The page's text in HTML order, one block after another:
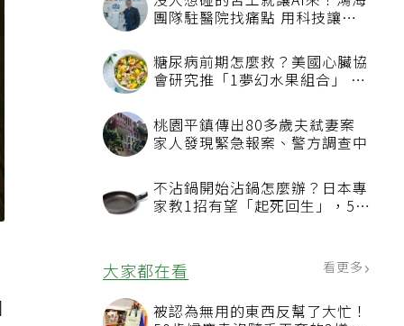
沒人想碰的苦工就讓AI來！鴻海
團隊駐醫院找痛點 用科技讓醫
糖尿病前期怎麼救？美國心臟協
會研究推「1夢幻水果組合」 酪
桃園平鎮傳出80多歲夫弒妻案
家人發現緊急報案、警方調查中
不沾鍋開始沾鍋怎麼辦？日本專
家教1招有望「起死回生」，5情
大家都在看